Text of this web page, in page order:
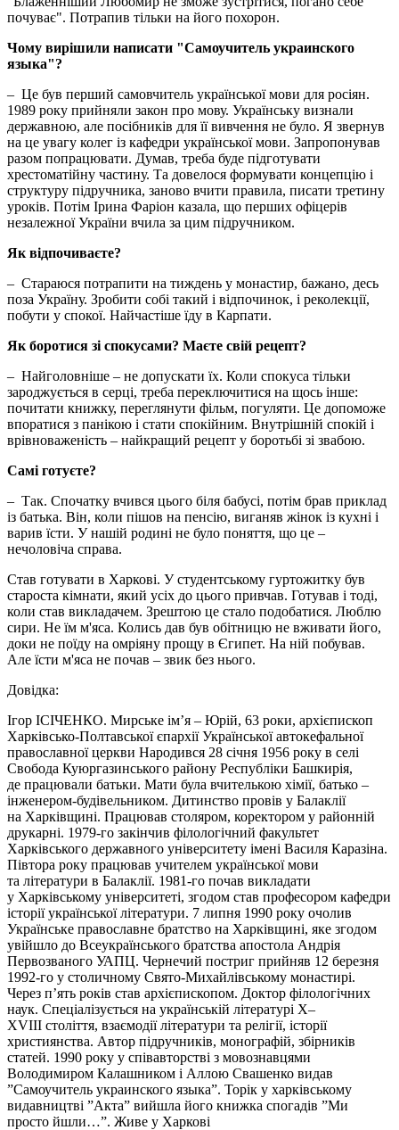
почуває". Потрапив тільки на його похорон.
Чому вирішили написати "Самоучитель украинского
языка"?
– Це був перший самовчитель української мови для росіян.
1989 року прийняли закон про мову. Українську визнали
державною, але посібників для її вивчення не було. Я звернув
на це увагу колег із кафедри української мови. Запропонував
разом попрацювати. Думав, треба буде підготувати
хрестоматійну частину. Та довелося формувати концепцію і
структуру підручника, заново вчити правила, писати третину
уроків. Потім Ірина Фаріон казала, що перших офіцерів
незалежної України вчила за цим підручником.
Як відпочиваєте?
– Стараюся потрапити на тиждень у монастир, бажано, десь
поза Україну. Зробити собі такий і відпочинок, і реколекції,
побути у спокої. Найчастіше їду в Карпати.
Як боротися зі спокусами? Маєте свій рецепт?
– Найголовніше – не допускати їх. Коли спокуса тільки
зароджується в серці, треба переключитися на щось інше:
почитати книжку, переглянути фільм, погуляти. Це допоможе
впоратися з панікою і стати спокійним. Внутрішній спокій і
врівноваженість – найкращий рецепт у боротьбі зі звабою.
Самі готуєте?
– Так. Спочатку вчився цього біля бабусі, потім брав приклад
із батька. Він, коли пішов на пенсію, виганяв жінок із кухні і
варив їсти. У нашій родині не було поняття, що це –
нечоловіча справа.
Став готувати в Харкові. У студентському гуртожитку був
староста кімнати, який усіх до цього привчав. Готував і тоді,
коли став викладачем. Зрештою це стало подобатися. Люблю
сири. Не їм м'яса. Колись дав був обітницю не вживати його,
доки не поїду на омріяну прощу в Єгипет. На ній побував.
Але їсти м'яса не почав – звик без нього.
Довідка:
Ігор ІСІЧЕНКО. Мирське ім’я – Юрій, 63 роки, архієпископ
Харківсько-Полтавської єпархії Української автокефальної
православної церкви Народився 28 січня 1956 року в селі
Свобода Куюргазинського району Республіки Башкирія,
де працювали батьки. Мати була вчителькою хімії, батько –
інженером-будівельником. Дитинство провів у Балаклії
на Харківщині. Працював столяром, коректором у районній
друкарні. 1979-го закінчив філологічний факультет
Харківського державного університету імені Василя Каразіна.
Півтора року працював учителем української мови
та літератури в Балаклії. 1981-го почав викладати
у Харківському університеті, згодом став професором кафедри
історії української літератури. 7 липня 1990 року очолив
Українське православне братство на Харківщині, яке згодом
увійшло до Всеукраїнського братства апостола Андрія
Первозваного УАПЦ. Чернечий постриг прийняв 12 березня
1992-го у столичному Свято-Михайлівському монастирі.
Через п’ять років став архієпископом. Доктор філологічних
наук. Спеціалізується на українській літературі Х–
XVIII століття, взаємодії літератури та релігії, історії
християнства. Автор підручників, монографій, збірників
статей. 1990 року у співавторстві з мовознавцями
Володимиром Калашником і Аллою Свашенко видав
”Самоучитель украинского языка”. Торік у харківському
видавництві ”Акта” вийшла його книжка спогадів ”Ми
просто йшли…”. Живе у Харкові